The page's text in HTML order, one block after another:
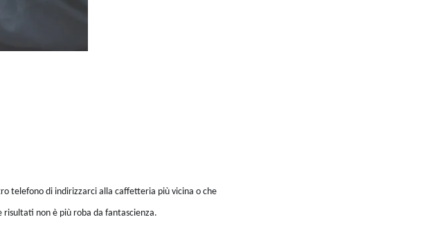
telefono di indirizzarci alla caffetteria più vicina o che
non è più roba da fantascienza.